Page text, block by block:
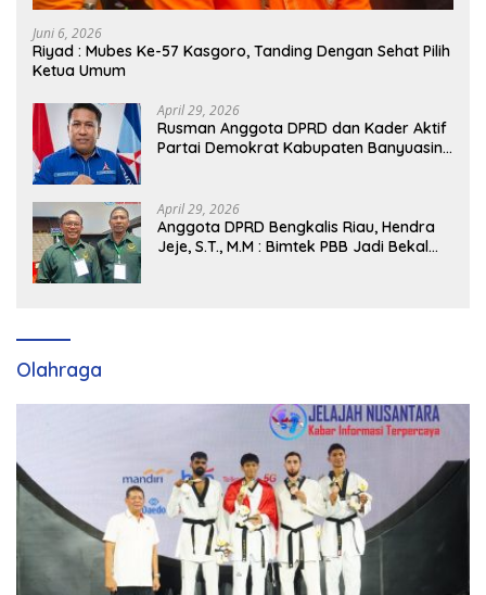
Juni 6, 2026
Riyad : Mubes Ke-57 Kasgoro, Tanding Dengan Sehat Pilih
Ketua Umum
April 29, 2026
Rusman Anggota DPRD dan Kader Aktif
Partai Demokrat Kabupaten Banyuasin
April 29, 2026
Anggota DPRD Bengkalis Riau, Hendra
Jeje, S.T., M.M : Bimtek PBB Jadi Bekal
Olahraga